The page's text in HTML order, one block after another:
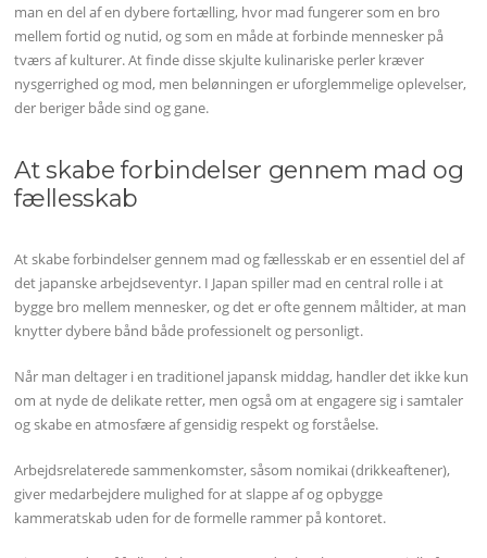
man en del af en dybere fortælling, hvor mad fungerer som en bro
mellem fortid og nutid, og som en måde at forbinde mennesker på
tværs af kulturer. At finde disse skjulte kulinariske perler kræver
nysgerrighed og mod, men belønningen er uforglemmelige oplevelser,
der beriger både sind og gane.
At skabe forbindelser gennem mad og
fællesskab
At skabe forbindelser gennem mad og fællesskab er en essentiel del af
det japanske arbejdseventyr. I Japan spiller mad en central rolle i at
bygge bro mellem mennesker, og det er ofte gennem måltider, at man
knytter dybere bånd både professionelt og personligt.
Når man deltager i en traditionel japansk middag, handler det ikke kun
om at nyde de delikate retter, men også om at engagere sig i samtaler
og skabe en atmosfære af gensidig respekt og forståelse.
Arbejdsrelaterede sammenkomster, såsom nomikai (drikkeaftener),
giver medarbejdere mulighed for at slappe af og opbygge
kammeratskab uden for de formelle rammer på kontoret.